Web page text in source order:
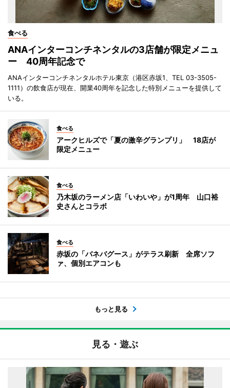
食べる
ANAインターコンチネンタルの3店舗が限定メニュ
ー 40周年記念で
ANAインターコンチネンタルホテル東京（港区赤坂1、TEL 03-3505-
1111）の飲食店が現在、開業40周年を記念した特別メニューを提供して
いる。
食べる
アークヒルズで「夏の激辛グランプリ」 18店が
限定メニュー
食べる
乃木坂のラーメン店「いわいや」が1周年 山口裕
史さんとコラボ
食べる
赤坂の「バネバグース」がテラス刷新 全席ソフ
ァ、個別エアコンも
もっと見る
見る・遊ぶ